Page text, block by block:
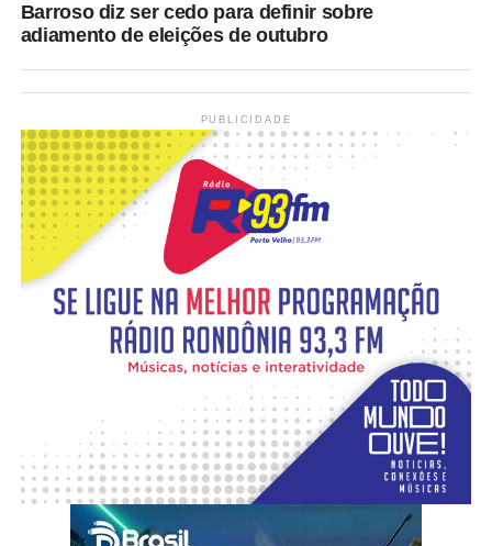
Barroso diz ser cedo para definir sobre
adiamento de eleições de outubro
PUBLICIDADE